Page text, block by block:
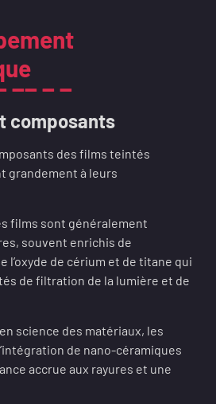
composants
des films teintés
grandement à leurs
films sont généralement
souvent enrichis de
l’oxyde de cérium et de titane qui
de filtration de la lumière et de
en science des matériaux, les
de nano-céramiques
accrue aux rayures et une